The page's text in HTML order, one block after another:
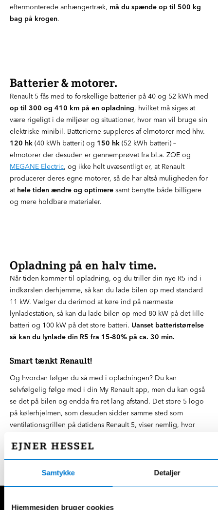
Samtykke Detaljer
Hjemmesiden bruger cookies
eftermonterede anhængertræk, må du spænde op til 500 kg
bag på krogen.
Batterier & motorer.
Renault 5 fås med to forskellige batterier på 40 og 52 kWh med
op til 300 og 410 km på en opladning, hvilket må siges at
være rigeligt i de miljøer og situationer, hvor man vil bruge sin
elektriske minibil. Batterierne suppleres af elmotorer med hhv.
120 hk (40 kWh batteri) og 150 hk (52 kWh batteri) –
elmotorer der desuden er gennemprøvet fra bl.a. ZOE og
MEGANE Electric, og ikke helt uvæsentligt er, at Renault
producerer deres egne motorer, så de har altså muligheden for
at hele tiden ændre og optimere samt benytte både billigere
og mere holdbare materialer.
Opladning på en halv time.
Når tiden kommer til opladning, og du triller din nye R5 ind i
indkørslen derhjemme, så kan du lade bilen op med standard
11 kW. Vælger du derimod at køre ind på nærmeste
lynladestation, så kan du lade bilen op med 80 kW på det lille
batteri og 100 kW på det store batteri. Uanset batteristørrelse
så kan du lynlade din R5 fra 15-80% på ca. 30 min.
Smart tænkt Renault!
Og hvordan følger du så med i opladningen? Du kan
selvfølgelig følge med i din My Renault app, men du kan også
se det på bilen og endda fra ret lang afstand. Det store 5 logo
på kølerhjelmen, som desuden sidder samme sted som
ventilationsgrillen på datidens Renault 5, viser nemlig, hvor
5 tallet, udgør 20%.Det er rigtig godt tænkt af Renault.